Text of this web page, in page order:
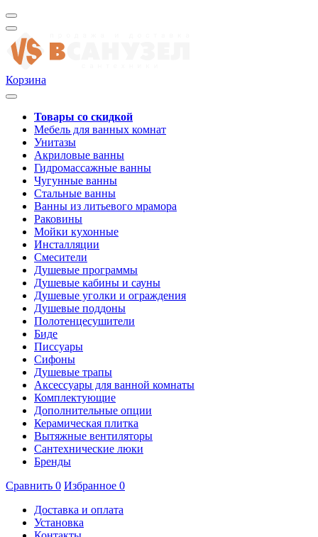
Корзина
Товары со скидкой
Мебель для ванных комнат
Унитазы
Акриловые ванны
Гидромассажные ванны
Чугунные ванны
Стальные ванны
Ванны из литьевого мрамора
Раковины
Мойки кухонные
Инсталляции
Смесители
Душевые программы
Душевые кабины и сауны
Душевые уголки и ограждения
Душевые поддоны
Полотенцесушители
Биде
Писсуары
Сифоны
Душевые трапы
Аксессуары для ванной комнаты
Комплектующие
Дополнительные опции
Керамическая плитка
Вытяжные вентиляторы
Сантехнические люки
Бренды
Сравнить 0 Избранное 0
Доставка и оплата
Установка